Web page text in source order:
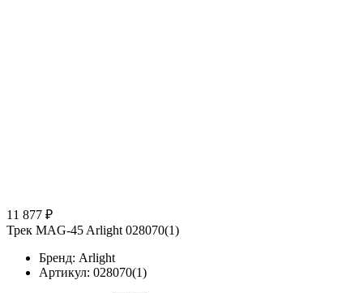
11 877 ₽
Трек MAG-45 Arlight 028070(1)
Бренд: Arlight
Артикул: 028070(1)